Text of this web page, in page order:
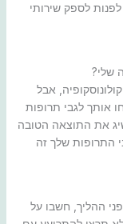
לספק שירותי
שלי?
אבל
אותך לגבי תרופות
את התוצאה הטובה
התרופות שלך זה
ההליך, חשבו על